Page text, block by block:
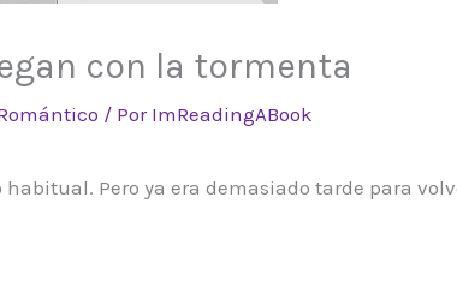
con la tormenta
/ Por ImReadingABook
Pero ya era demasiado tarde para